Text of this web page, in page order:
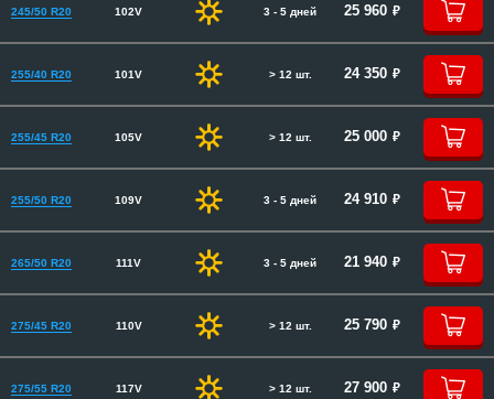
245/50 R20 102V 3 - 5 дней 25 960 руб.
255/40 R20 101V > 12 шт. 24 350 руб.
255/45 R20 105V > 12 шт. 25 000 руб.
255/50 R20 109V 3 - 5 дней 24 910 руб.
265/50 R20 111V 3 - 5 дней 21 940 руб.
275/45 R20 110V > 12 шт. 25 790 руб.
275/55 R20 117V > 12 шт. 27 900 руб.